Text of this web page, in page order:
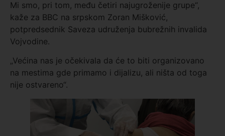
Mi smo, pri tom, među četiri najugroženije grupe“,
kaže za BBC na srpskom Zoran Mišković,
potpredsednik Saveza udruženja bubrežnih invalida
Vojvodine.
„Većina nas je očekivala da će to biti organizovano
na mestima gde primamo i dijalizu, ali ništa od toga
nije ostvareno“.